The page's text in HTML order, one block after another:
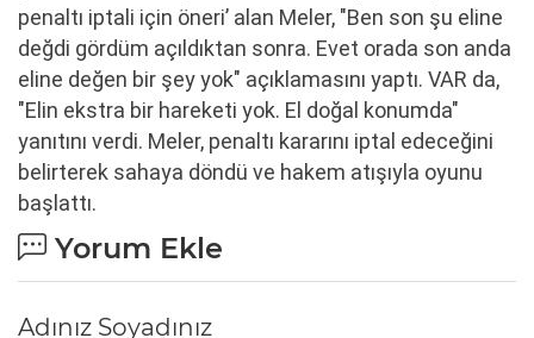
penaltı iptali için öneri’ alan Meler, "Ben son şu eline
değdi gördüm açıldıktan sonra. Evet orada son anda
eline değen bir şey yok" açıklamasını yaptı. VAR da,
"Elin ekstra bir hareketi yok. El doğal konumda"
yanıtını verdi. Meler, penaltı kararını iptal edeceğini
belirterek sahaya döndü ve hakem atışıyla oyunu
başlattı.
Yorum Ekle
Adınız Soyadınız